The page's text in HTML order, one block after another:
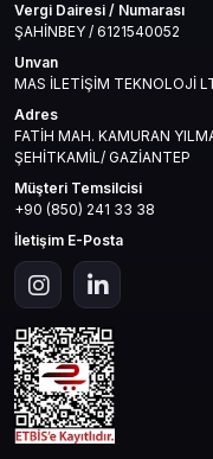
Bugün mas4games farkıyla
mücadelesinde öne geç!
Vergi Dairesi / Numarası
ŞAHİNBEY / 6121540052
Unvan
MAS İLETİŞİM TEKNOLOJİ
Adres
FATİH MAH. KAMURAN
ŞEHİTKAMİL/ GAZİANTEP
Müşteri Temsilcisi
+90 (850) 241 33 38
İletişim E-Posta